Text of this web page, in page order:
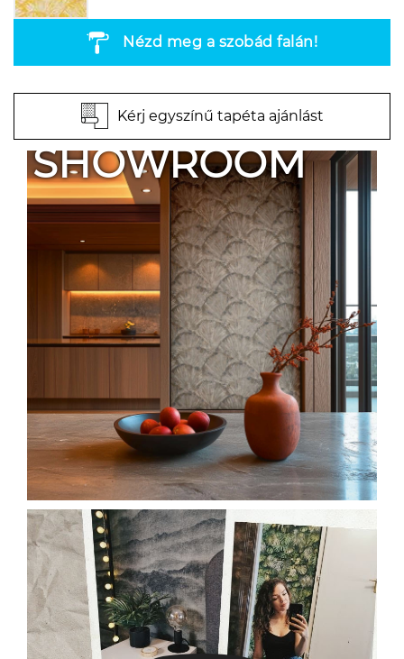
Nézd meg a szobád falán!
Kérj egyszínű tapéta ajánlást
SHOWROOM